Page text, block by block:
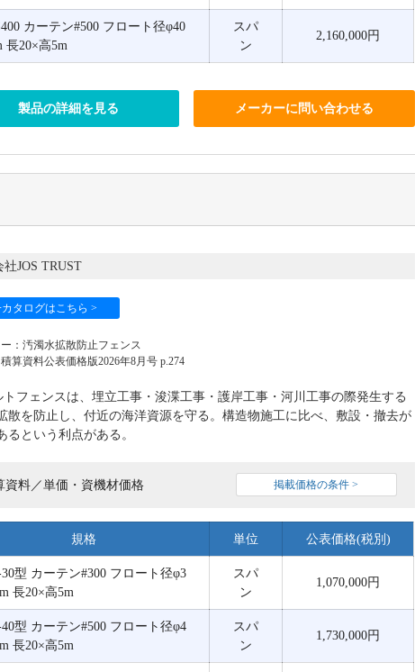
カーテン#500 フロート径φ40
長20×高5m
スパ
ン
2,160,000円
製品の詳細を見る メーカーに問い合わせる
社JOS TRUST
カタログはこちら >
：汚濁水拡散防止フェンス
算資料公表価格版2026年8月号 p.274
トフェンスは、埋立工事・浚渫工事・護岸工事・河川工事の際発生する
散を防止し、付近の海洋資源を守る。構造物施工に比べ、敷設・撤去が
るという利点がある。
資料／単価・資機材価格 掲載価格の条件 >
規格 単位 公表価格(税別)
30型 カーテン#300 フロート径φ3
長20×高5m
スパ
ン
1,070,000円
40型 カーテン#500 フロート径φ4
長20×高5m
スパ
ン
1,730,000円